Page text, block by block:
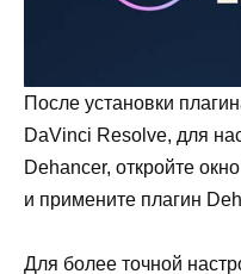
После установки
DaVinci Resolve, для
Dehancer, откройте
и примените плагин
Для более точной